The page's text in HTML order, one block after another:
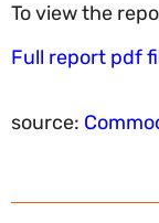
To view the
Full report
source: